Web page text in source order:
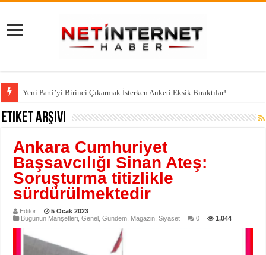
Yeni Parti’yi Birinci Çıkarmak İsterken Anketi Eksik Bıraktılar!
Etiket Arşivi
Ankara Cumhuriyet
Başsavcılığı Sinan Ateş:
Soruşturma titizlikle
sürdürülmektedir
Editör
5 Ocak 2023
Bugünün Manşetleri ,Genel ,Gündem Magazin ,Siyaset 0 1,044